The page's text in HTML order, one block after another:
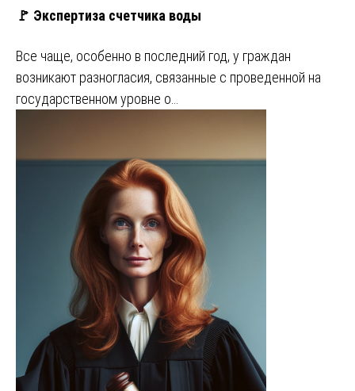
🚩 Экспертиза счетчика воды
Все чаще, особенно в последний год, у граждан
возникают разногласия, связанные с проведенной на
государственном уровне о…